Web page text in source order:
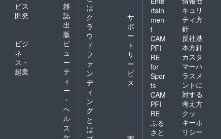
ビス
開発
雑
誌
出
版
ビジ
ネ
ス・
起業
ビ
ュ
ー
テ
ィ
ー
・
ヘ
ル
ス
ケ
は
ク
ラ
ウ
ド
フ
ァ
ン
デ
ィ
ン
グ
と
は
サ
ポ
ー
ト
サ
ー
ビ
ス
rtain
men
t
CAM
PFI
RE
for
Spor
ts
CAM
PFI
RE
ふる
さと
キュリ
ティ方
針
反社基
本方針
カスタ
マーハ
ラスメ
ントに
対する
考え方
クッ
キーポ
リシー